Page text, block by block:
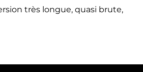
très longue, quasi brute,